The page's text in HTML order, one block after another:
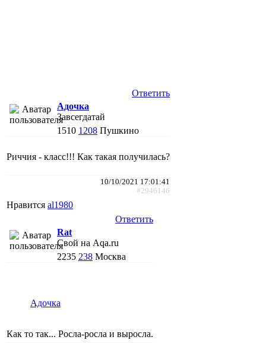
Ответить
Адочка
Завсегдатай
1510 1208 Пушкино
Риччия - класс!!! Как такая получилась?
10/10/2021 17:01:41
#2946146
Нравится al1980
Ответить
Rat
Свой на Aqa.ru
2235 238 Москва
Адочка
Как то так... Росла-росла и выросла.